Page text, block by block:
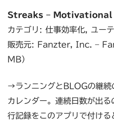
Streaks – Motivational
カテゴリ: 仕事効率化, ユー
販売元: Fanzter, Inc. –
MB）
→ランニングとBLOGの継続
カレンダー。連続日数が出
行記録をこのアプリで付ける